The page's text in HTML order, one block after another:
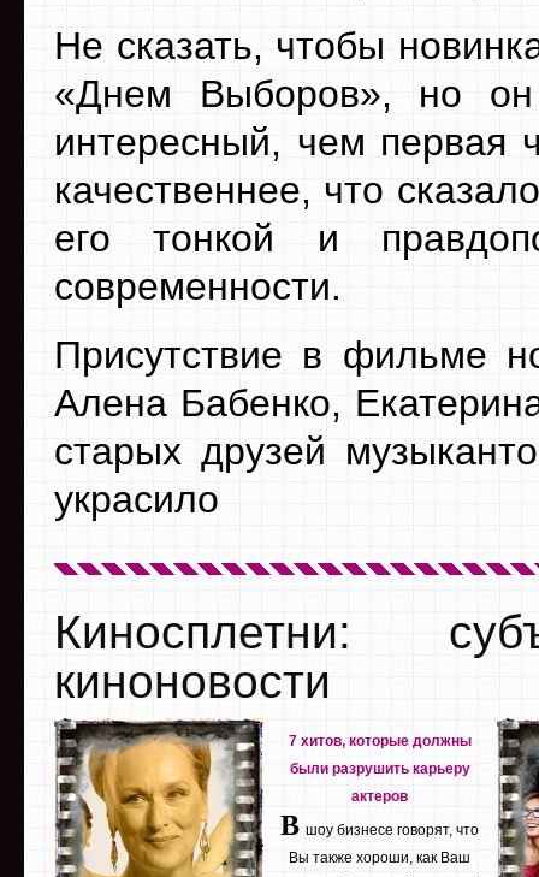
Не сказать, чтобы
«Днем Выборов», но он
интересный, чем первая
качественнее, что
его тонкой и
современности.
Присутствие в фильме
Алена Бабенко,
старых друзей
украсило
Киносплетни:
киноновости
7 хитов, которые должны
были разрушить карьеру
актеров
В шоу бизнесе говорят, что
Вы также хороши, как Ваш